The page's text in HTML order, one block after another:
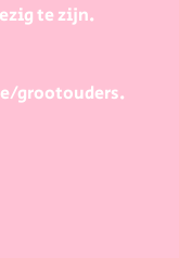
te zijn.
grootouders.